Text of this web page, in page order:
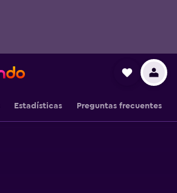
Estadísticas Preguntas frecuentes